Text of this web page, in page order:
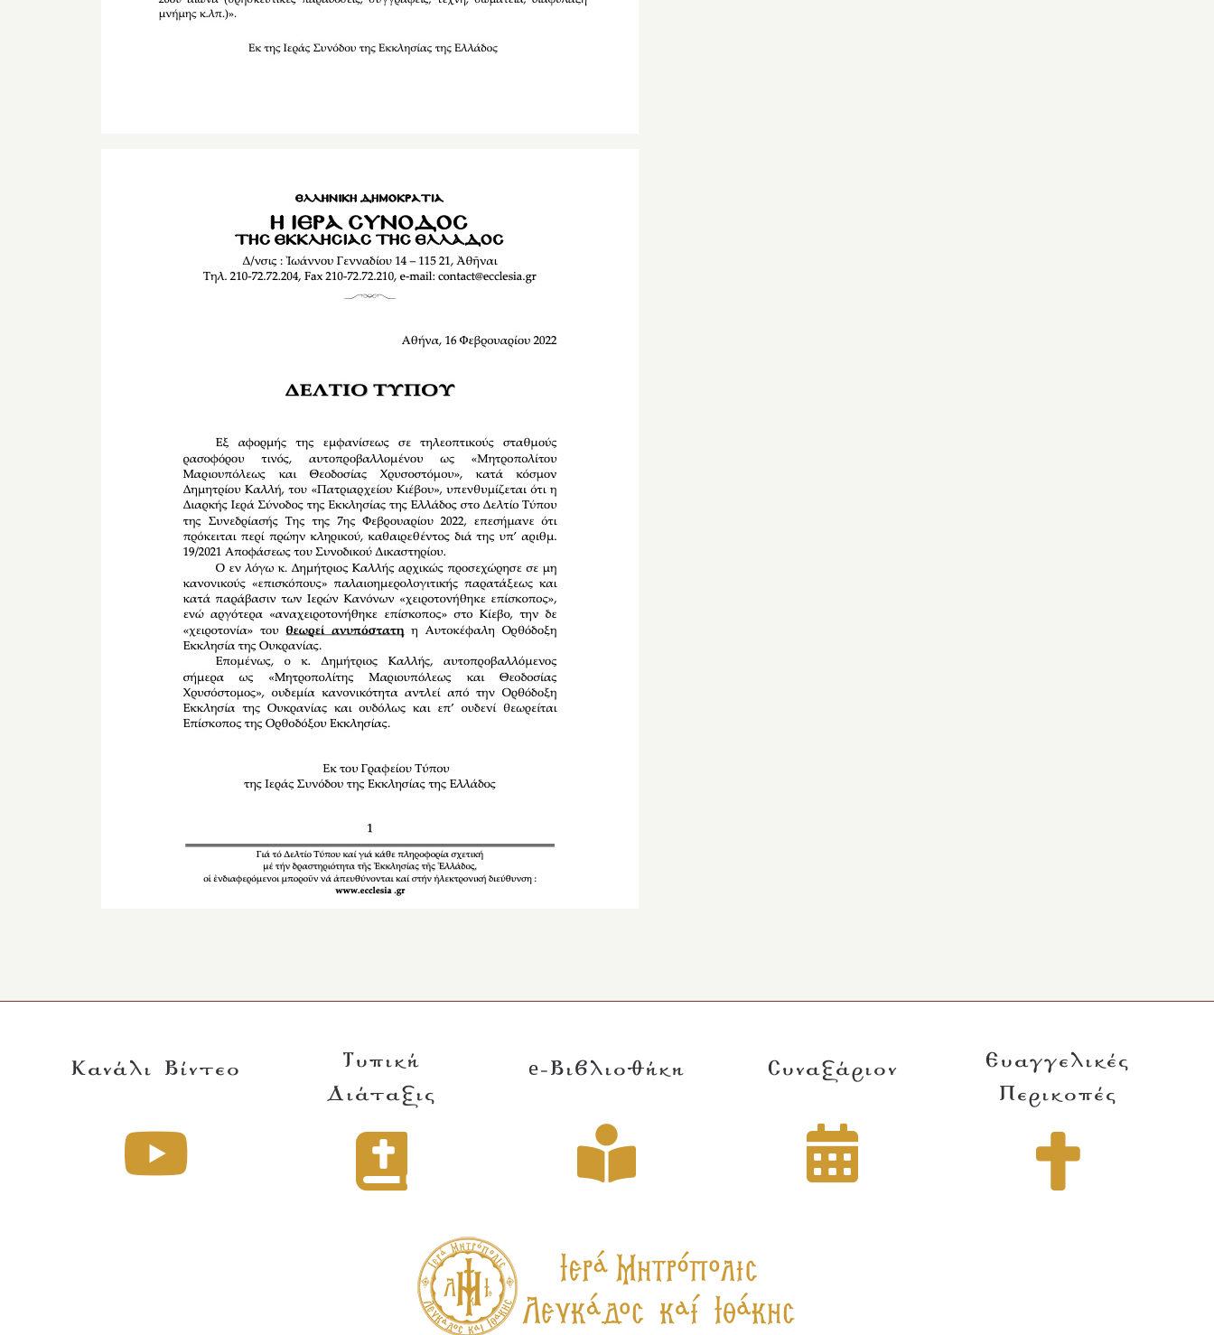
Κανάλι Βίντεο
Τυπική
Διάταξις
e-Βιβλιοθήκη Συναξάριον
Ευαγγελικές
Περικοπές